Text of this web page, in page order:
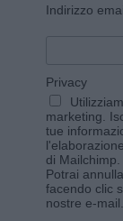
Indirizzo
Privacy
marketing.
tue
di Mailchimp
Potrai
facendo clic
nostre e-mail.